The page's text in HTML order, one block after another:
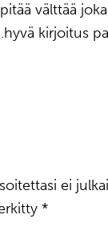
välttää
kirjoitus
ei
*